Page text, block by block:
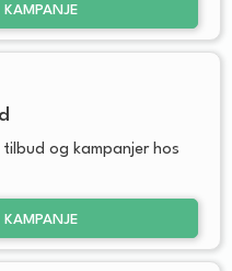
KAMPANJE
og kampanjer hos
KAMPANJE